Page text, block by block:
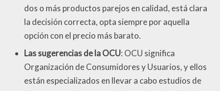
dos o más productos parejos en calidad, está clara
la decisión correcta, opta siempre por aquella
opción con el precio más barato.
Las sugerencias de la OCU: OCU significa
Organización de Consumidores y Usuarios, y ellos
están especializados en llevar a cabo estudios de